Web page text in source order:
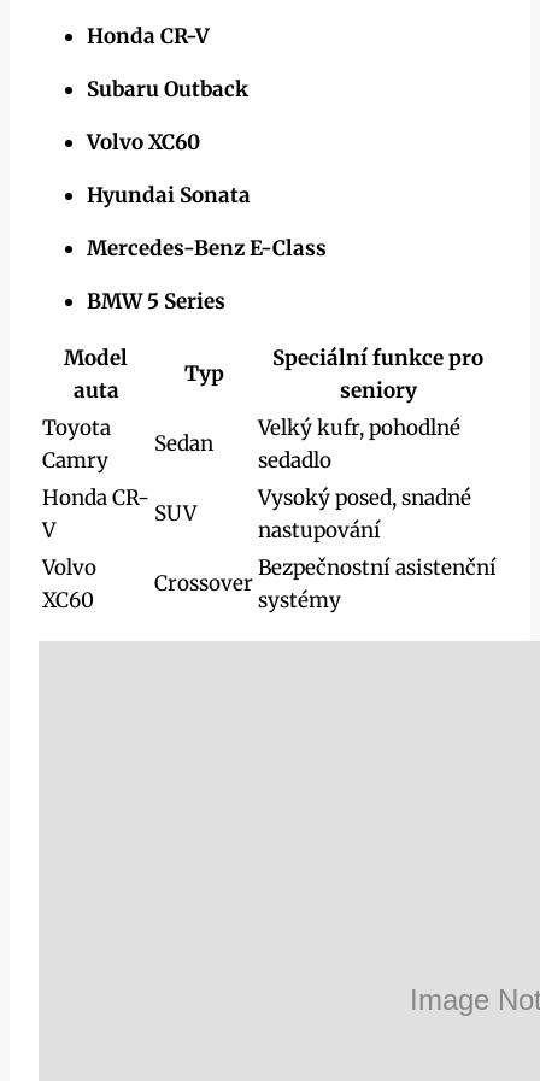
Honda CR-V
Subaru Outback
Volvo XC60
Hyundai Sonata
Mercedes-Benz E-Class
BMW 5 Series
Model
auta
Typ
Speciální funkce pro
seniory
Toyota
Camry
Sedan
Velký kufr, pohodlné
sedadlo
Honda CR-
V
SUV
Vysoký posed, snadné
nastupování
Volvo
XC60
Crossover
Bezpečnostní asistenční
systémy